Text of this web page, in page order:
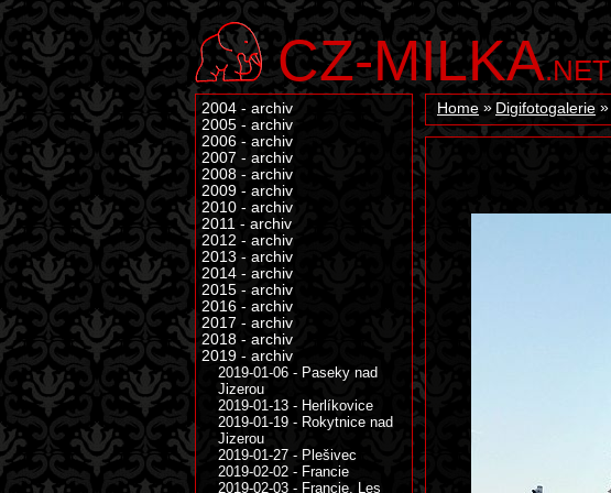
CZ-MILKA.NET
Home Digifotogalerie
2004 - archiv
2005 - archiv
2006 - archiv
2007 - archiv
2008 - archiv
2009 - archiv
2010 - archiv
2011 - archiv
2012 - archiv
2013 - archiv
2014 - archiv
2015 - archiv
2016 - archiv
2017 - archiv
2018 - archiv
2019 - archiv
2019-01-06 - Paseky nad
Jizerou
2019-01-13 - Herlíkovice
2019-01-19 - Rokytnice nad
Jizerou
2019-01-27 - Plešivec
2019-02-02 - Francie
2019-02-03 - Francie, Les